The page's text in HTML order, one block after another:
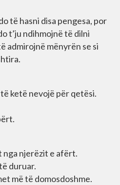
të hasni disa pengesa, por
t’ju ndihmojnë të dilni
admirojnë mënyrën se si
ketë nevojë për qetësi.
nga njerëzit e afërt.
duruar.
më të domosdoshme.